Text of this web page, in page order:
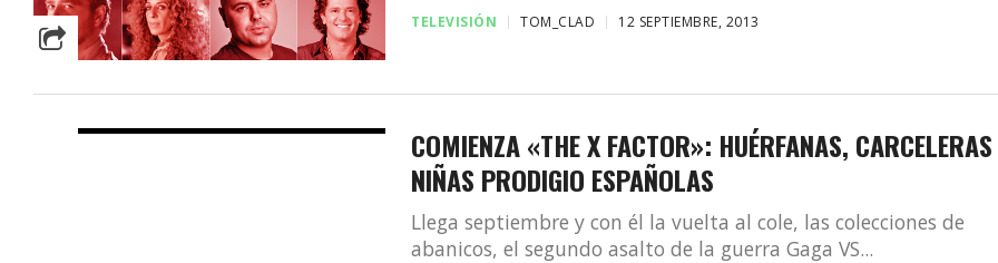
TELEVISIÓN TOM_CLAD 12 SEPTIEMBRE, 2013
COMIENZA «THE X FACTOR»: HUÉRFANAS,
NIÑAS PRODIGIO ESPAÑOLAS
Llega septiembre y con él la vuelta al cole, las colecciones de
abanicos, el segundo asalto de la guerra Gaga VS...